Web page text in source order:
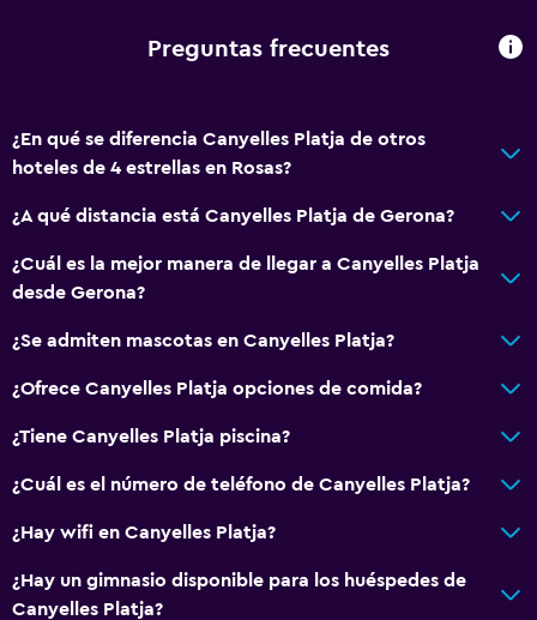
Papeleras
Actividades
Acceso a la playa
Bicicletas
Pesca
Ciclismo
Submarinismo
Buceo
Preguntas frecuentes
¿En qué se diferencia Canyelles Platja de otros
hoteles de 4 estrellas en Rosas?
¿A qué distancia está Canyelles Platja de Gerona?
¿Cuál es la mejor manera de llegar a Canyelles Platja
desde Gerona?
¿Se admiten mascotas en Canyelles Platja?
¿Ofrece Canyelles Platja opciones de comida?
¿Tiene Canyelles Platja piscina?
¿Cuál es el número de teléfono de Canyelles Platja?
¿Hay wifi en Canyelles Platja?
¿Hay un gimnasio disponible para los huéspedes de
Canyelles Platja?